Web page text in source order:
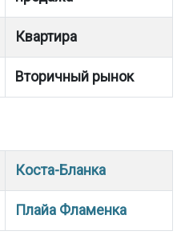
Квартира
Вторичный рынок
Коста-Бланка
Плайа Фламенка